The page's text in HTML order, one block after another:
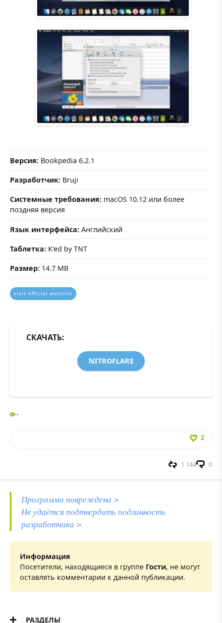
Версия: Bookpedia 6.2.1
Разработчик: Bruji
Системные требования: macOS 10.12 или более
поздняя версия
Язык интерфейса: Английский
Таблетка: K'ed by TNT
Размер: 14.7 MB
visit official website
СКАЧАТЬ:
NITROFLARE
2
0
1 144
Программа повреждена >
Не удаётся подтвердить подлинность
разработчика >
Информация
Посетители, находящиеся в группе Гости, не могут
оставлять комментарии к данной публикации.
РАЗДЕЛЫ